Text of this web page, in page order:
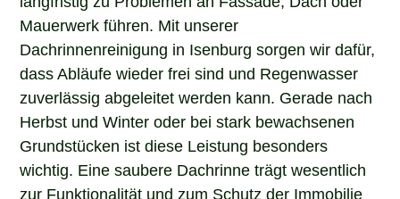
Mauerwerk führen. Mit unserer
Dachrinnenreinigung in Isenburg sorgen wir dafür,
dass Abläufe wieder frei sind und Regenwasser
zuverlässig abgeleitet werden kann. Gerade nach
Herbst und Winter oder bei stark bewachsenen
Grundstücken ist diese Leistung besonders
wichtig. Eine saubere Dachrinne trägt wesentlich
zur Funktionalität und zum Schutz der Immobilie